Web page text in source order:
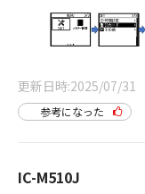
更新日時 2025/07/31
参考になった
IC-M510J